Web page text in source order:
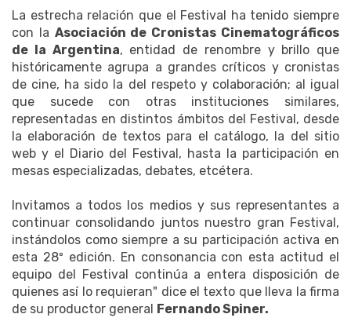
La estrecha relación que el Festival ha tenido siempre
con la Asociación de Cronistas Cinematográficos
de la Argentina, entidad de renombre y brillo que
históricamente agrupa a grandes críticos y cronistas
de cine, ha sido la del respeto y colaboración; al igual
que sucede con otras instituciones similares,
representadas en distintos ámbitos del Festival, desde
la elaboración de textos para el catálogo, la del sitio
web y el Diario del Festival, hasta la participación en
mesas especializadas, debates, etcétera.
Invitamos a todos los medios y sus representantes a
continuar consolidando juntos nuestro gran Festival,
instándolos como siempre a su participación activa en
esta 28º edición. En consonancia con esta actitud el
equipo del Festival continúa a entera disposición de
quienes así lo requieran" dice el texto que lleva la firma
de su productor general Fernando Spiner.